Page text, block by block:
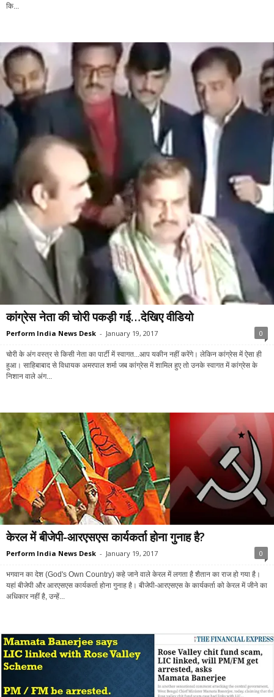
कि...
कांग्रेस नेता की चोरी पकड़ी गई…देखिए वीडियो
Perform India News Desk - January 19, 2017 0
चोरी के अंग वस्त्र से किसी नेता का पार्टी में स्वागत...आप यकीन नहीं करेंगे। लेकिन कांग्रेस में ऐसा ही
हुआ। साहिबाबाद से विधायक अमरपाल शर्मा जब कांग्रेस में शामिल हुए तो उनके स्वागत में कांग्रेस के
निशान वाले अंग...
केरल में बीजेपी-आरएसएस कार्यकर्ता होना गुनाह है?
Perform India News Desk - January 19, 2017 0
भगवान का देश (God's Own Country) कहे जाने वाले केरल में लगता है शैतान का राज हो गया है।
यहां बीजेपी और आरएसएस कार्यकर्ता होना गुनाह है। बीजेपी-आरएसएस के कार्यकर्ता को केरल में जीने का
अधिकार नहीं है, उन्हें...